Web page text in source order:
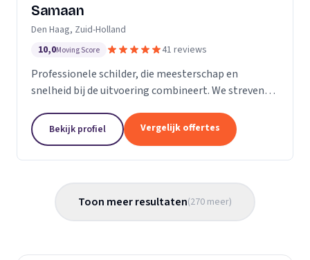
Samaan
Den Haag, Zuid-Holland
10,0Moving Score 41 reviews
Professionele schilder, die meesterschap en
snelheid bij de uitvoering combineert. We streven
flexibiliteit, onderscheidende kwaliteit en
concurrerende...
Bekijk profiel Vergelijk offertes
Toon meer resultaten(270 meer)